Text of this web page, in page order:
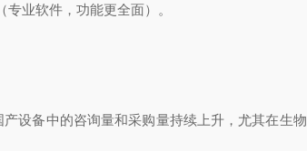
业软件，功能更全面）。
设备中的咨询量和采购量持续上升，尤其在生